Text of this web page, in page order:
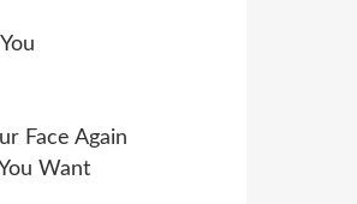
Face Again
Want